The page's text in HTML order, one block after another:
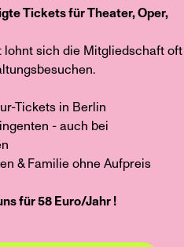
Tickets für Theater, Oper,
sich die Mitgliedschaft oft
Tickets in Berlin
- auch bei
& Familie ohne Aufpreis
für 58 Euro/Jahr !